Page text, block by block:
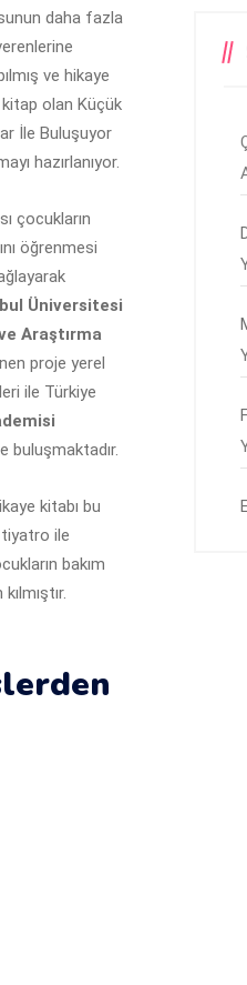
daha fazla
ve hikaye
olan Küçük
İle Buluşuyor
hazırlanıyor.
çocukların
öğrenmesi
Üniversitesi
Araştırma
proje yerel
ile Türkiye
buluşmaktadır.
kitabı bu
ile
bakım